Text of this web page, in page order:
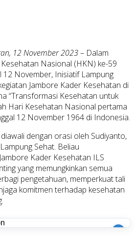
12 November 2023– Dalam
Nasional (HKN) ke-59
12 November, Inisiatif Lampung
Jambore Kader Kesehatan di
“Transformasi Kesehatan untuk
Hari Kesehatan Nasional pertama
12 November 1964 di Indonesia.
dengan orasi oleh Sudiyanto,
Sehat. Beliau
Kader Kesehatan ILS
yang memungkinkan semua
pengetahuan, memperkuat tali
komitmen terhadap kesehatan
i